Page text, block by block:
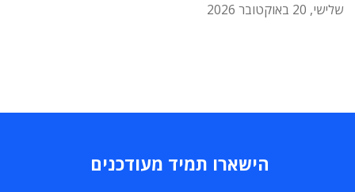
שלישי, 20 באוקטובר 2026
הישארו תמיד מעודכנים